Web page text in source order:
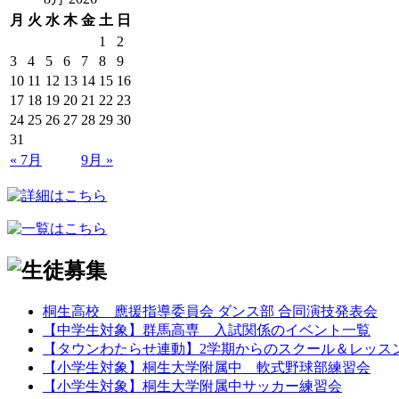
月 火 水 木 金 土 日
1
2
3
4 5 6 7 8
9
10 11 12 13 14 15 16
17 18 19 20 21 22 23
24 25 26 27 28 29 30
31
« 7月
9月 »
桐生高校 應援指導委員会 ダンス部 合同演技発表会
【中学生対象】群馬高専 入試関係のイベント一覧
【タウンわたらせ連動】2学期からのスクール＆レッ
【小学生対象】桐生大学附属中 軟式野球部練習会
【小学生対象】桐生大学附属中サッカー練習会